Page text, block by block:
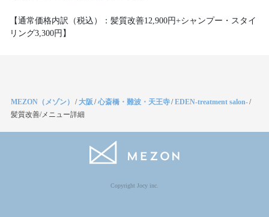
【通常価格内訳（税込）：髪質改善12,900円+シャンプー・スタイ
リング3,300円】
MEZON（メゾン） /大阪 /心斎橋・難波・天王寺/EDEN-treatment salon-/
髪質改善/メニュー詳細
Copyright Jocy inc.